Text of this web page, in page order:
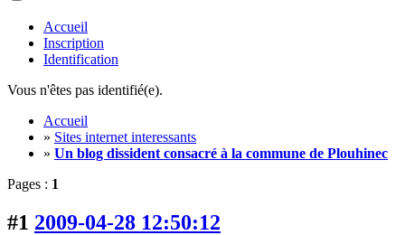
Accueil
Inscription
Identification
Vous n'êtes pas identifié(e).
Accueil
» Sites internet interessants
» Un blog dissident consacré à la commune de Plouhinec
Pages : 1
#1 2009-04-28 12:50:12